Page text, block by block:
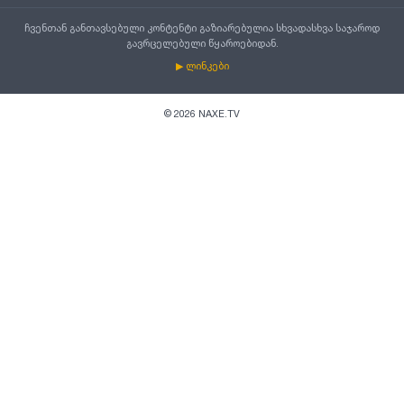
ჩვენთან განთავსებული კონტენტი გაზიარებულია სხვადასხვა საჯაროდ
გავრცელებული წყაროებიდან.
▶ ლინკები
© 2026 NAXE.TV